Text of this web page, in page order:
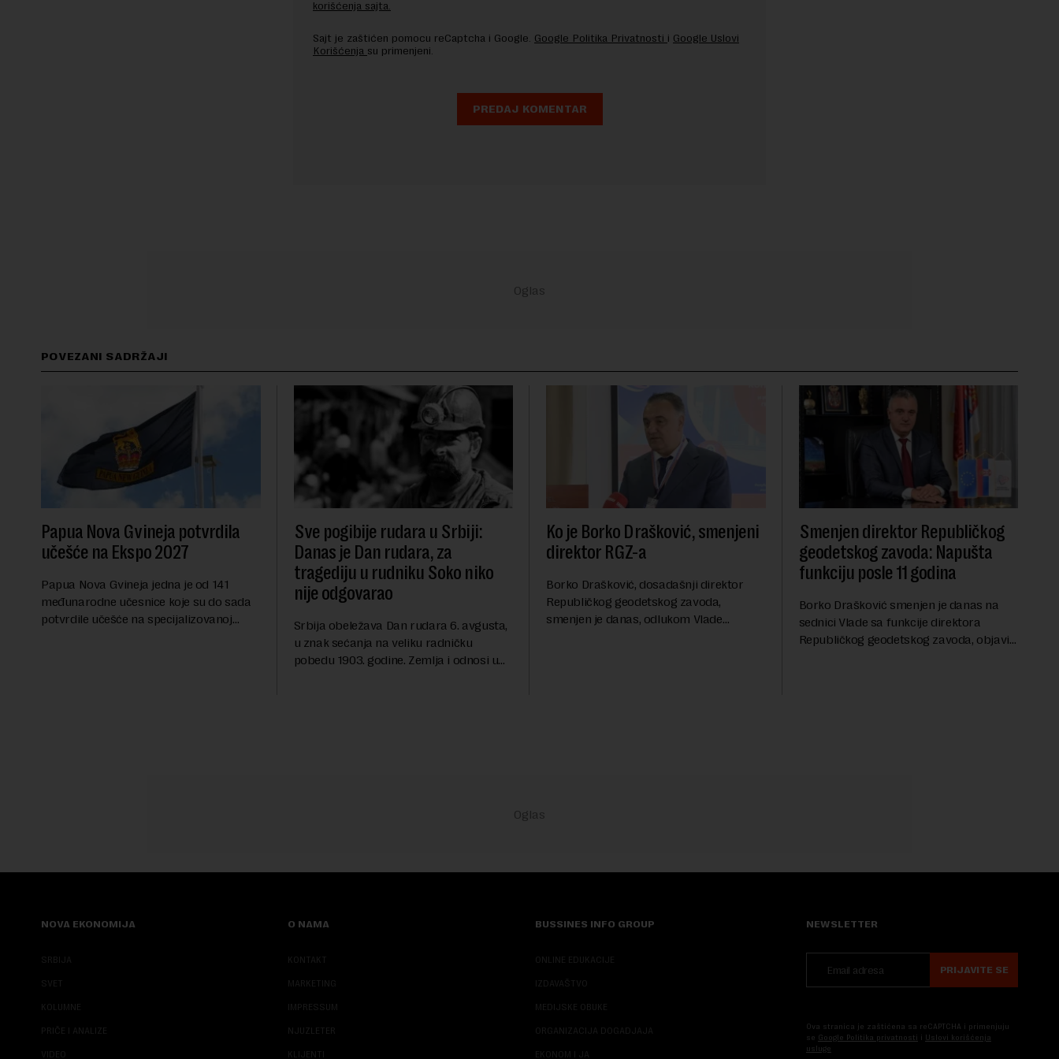
korišćenja sajta.
Sajt je zaštićen pomocu reCaptcha i Google. Google Politika Privatnosti i Google Uslovi
Korišćenja su primenjeni.
POVEZANI SADRŽAJI
Papua Nova Gvineja potvrdila
učešće na Ekspo 2027
Papua Nova Gvineja jedna je od 141
međunarodne učesnice koje su do sada
potvrdile učešće na specijalizovanoj
Sve pogibije rudara u Srbiji:
Danas je Dan rudara, za
tragediju u rudniku Soko niko
nije odgovarao
Srbija obeležava Dan rudara 6. avgusta,
u znak sećanja na veliku radničku
pobedu 1903. godine. Zemlja i odnosi u
Ko je Borko Drašković, smenjeni
direktor RGZ-a
Borko Drašković, dosadašnji direktor
Republičkog geodetskog zavoda,
smenjen je danas, odlukom Vlade
Smenjen direktor Republičkog
geodetskog zavoda: Napušta
funkciju posle 11 godina
Borko Drašković smenjen je danas na
sednici Vlade sa funkcije direktora
Republičkog geodetskog zavoda, objavio
NOVA EKONOMIJA
SRBIJA
SVET
KOLUMNE
PRIČE I ANALIZE
VIDEO
O NAMA
KONTAKT
MARKETING
IMPRESSUM
NJUZLETER
KLIJENTI
BUSSINES INFO GROUP
ONLINE EDUKACIJE
IZDAVAŠTVO
MEDIJSKE OBUKE
ORGANIZACIJA DOGADJAJA
EKONOM I JA
NEWSLETTER
PRIJAVITE SE
Ova stranica je zaštićena sa reCAPTCHA i primenjuju
se Google Politika privatnosti i Uslovi korišćenja
usluge